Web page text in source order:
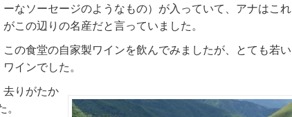
ーなソーセージのようなもの）が入っていて、アナはこれ
がこの辺りの名産だと言っていました。
この食堂の自家製ワインを飲んでみましたが、とても若い
ワインでした。
去りがたか